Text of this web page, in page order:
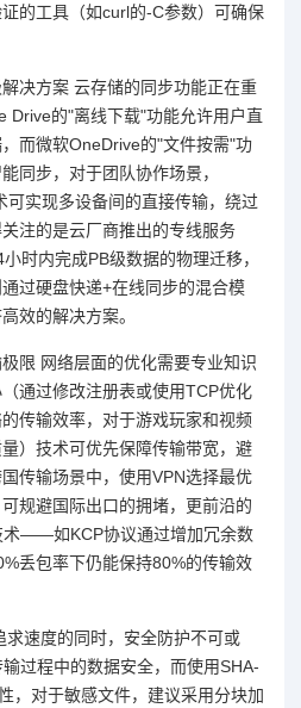
的工具（如curl的-C参数）可确保
决方案 云存储的同步功能正在重
Drive的"离线下载"功能允许用户直
而微软OneDrive的"文件按需"功
同步，对于团队协作场景，
可实现多设备间的直接传输，绕过
注的是云厂商推出的专线服务
时内完成PB级数据的物理迁移，
过硬盘快递+在线同步的混合模
效的解决方案。
限 网络层面的优化需要专业知识
通过修改注册表或使用TCP优化
传输效率，对于游戏玩家和视频
）技术可优先保障传输带宽，避
传输场景中，使用VPN选择最优
规避国际出口的拥堵，更前沿的
术——如KCP协议通过增加冗余数
丢包率下仍能保持80%的传输效
速度的同时，安全防护不可或
过程中的数据安全，而使用SHA-
，对于敏感文件，建议采用分块加